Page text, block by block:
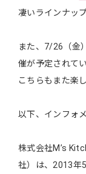
凄いラインナップ
また、7/26（金
催が予定されてい
こちらもまた楽
以下、インフォ
株式会社M’s
社）は、2013年